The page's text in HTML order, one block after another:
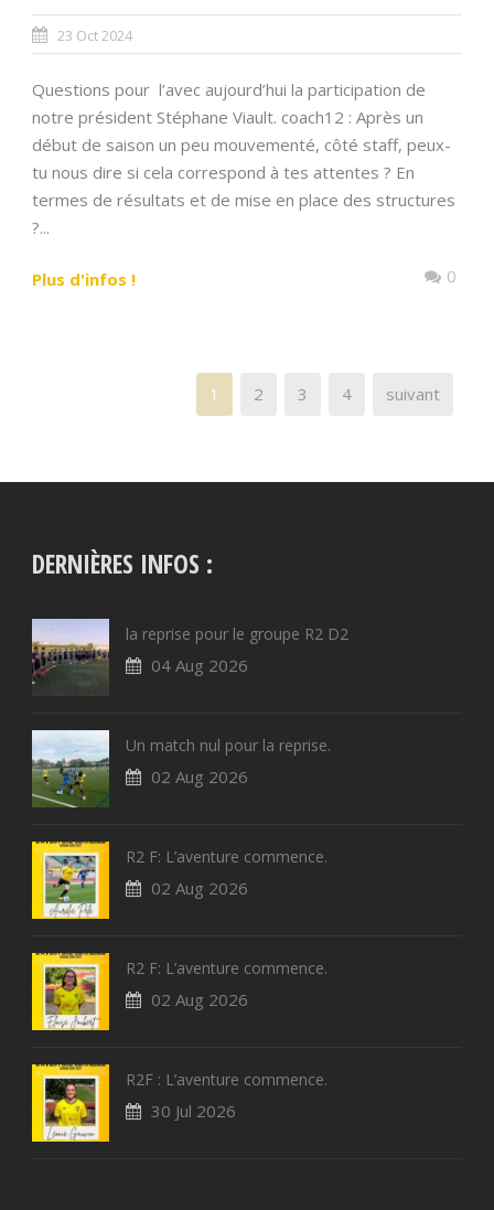
23 Oct 2024
Questions pour l’avec aujourd’hui la participation de
notre président Stéphane Viault. coach12 : Après un
début de saison un peu mouvementé, côté staff, peux-
tu nous dire si cela correspond à tes attentes ? En
termes de résultats et de mise en place des structures
?...
Plus d'infos ! 0
1 2 3 4 suivant
DERNIÈRES INFOS :
la reprise pour le groupe R2 D2
04 Aug 2026
Un match nul pour la reprise.
02 Aug 2026
R2 F: L’aventure commence.
02 Aug 2026
R2 F: L’aventure commence.
02 Aug 2026
R2F : L’aventure commence.
30 Jul 2026